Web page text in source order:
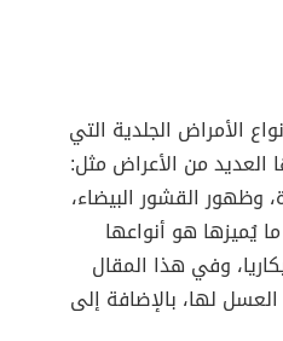
الأمراض الجلدية التي
من الأعراض مثل:
وظهور القشور البيضاء،
يُميزها هو أنواعها
وفي هذا المقال
لها، بالإضافة إلى